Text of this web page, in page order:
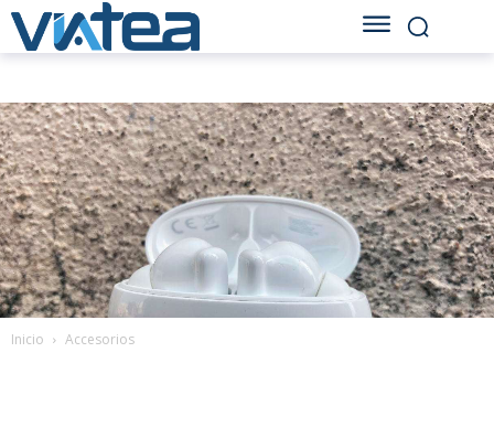
Inicio Accesorios